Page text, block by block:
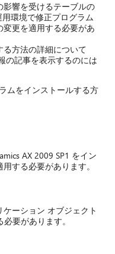
影響を受けるテーブルの
環境で修正プログラム
更を適用する必要があ
方法の詳細について
の記事を表示するのには
ムをインストールする方
AX 2009 SP1 をイン
する必要があります。
ーション オブジェクト
要があります。